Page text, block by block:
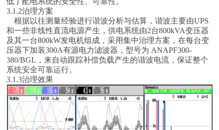
3.1.2治理方案
根据以往测量经验进行谐波分析与估算，谐波主要由UPS
和一些非线性直流电源产生，供电系统由2台800kVA变压器
及其一台800kW发电机组成，采用集中治理方案，在每台变
压器下加装300A有源电力滤波器，型号为 ANAPF300-
380/BGL，来自动跟踪补偿负载产生的谐波电流，保证整个
系统安全可靠运行。
3.1.3治理效果